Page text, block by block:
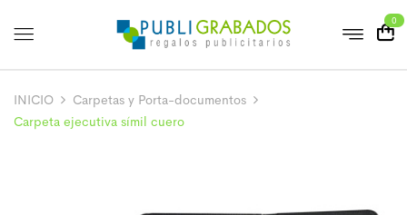
0
INICIO
Carpetas y Porta-documentos
Carpeta ejecutiva símil cuero